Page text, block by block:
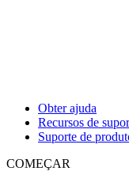
Obter ajuda
Recursos de
Suporte de
COMEÇAR